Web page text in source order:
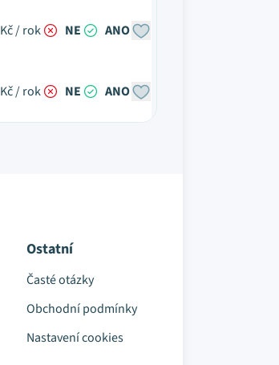
Kč / rok NE ANO
Kč / rok NE ANO
Ostatní
Časté otázky
Obchodní podmínky
Nastavení cookies